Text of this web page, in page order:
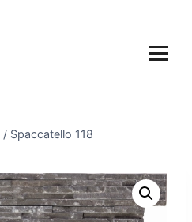
/ Spaccatello 118